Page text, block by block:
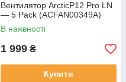
Вентилятор ArcticP12 Pro LN
— 5 Pack (ACFAN00349A)
В наявності
1 999 ₴
Купити